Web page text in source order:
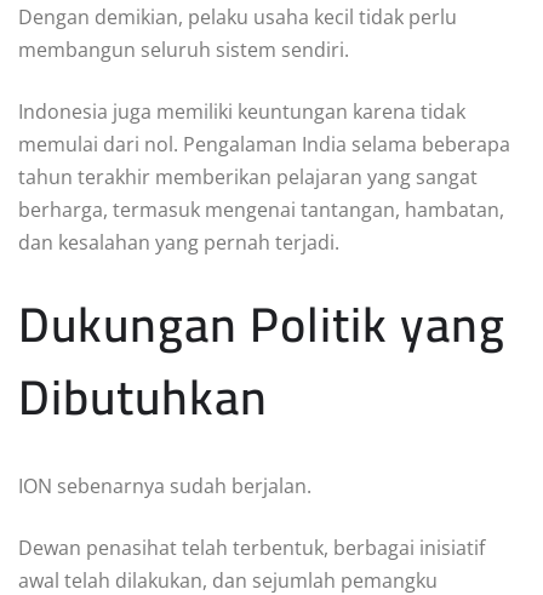
Dengan demikian, pelaku usaha kecil tidak perlu
membangun seluruh sistem sendiri.
Indonesia juga memiliki keuntungan karena tidak
memulai dari nol. Pengalaman India selama beberapa
tahun terakhir memberikan pelajaran yang sangat
berharga, termasuk mengenai tantangan, hambatan,
dan kesalahan yang pernah terjadi.
Dukungan Politik yang
Dibutuhkan
ION sebenarnya sudah berjalan.
Dewan penasihat telah terbentuk, berbagai inisiatif
awal telah dilakukan, dan sejumlah pemangku